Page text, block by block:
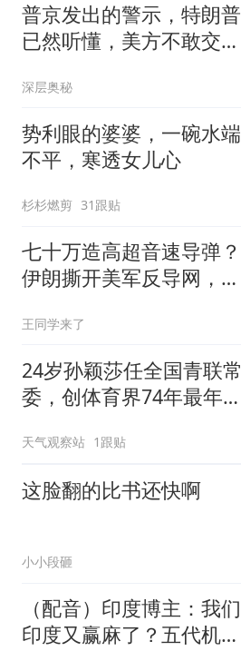
普京发出的警示，特朗普
已然听懂，美方不敢交出
深层奥秘
势利眼的婆婆，一碗水端
不平，寒透女儿心
杉杉燃剪 31跟贴
七十万造高超音速导弹？
伊朗撕开美军反导网，炸
王同学来了
24岁孙颖莎任全国青联常
委，创体育界74年最年轻
天气观察站 1跟贴
这脸翻的比书还快啊
小小段砸
（配音）印度博主：我们
印度又赢麻了？五代机还